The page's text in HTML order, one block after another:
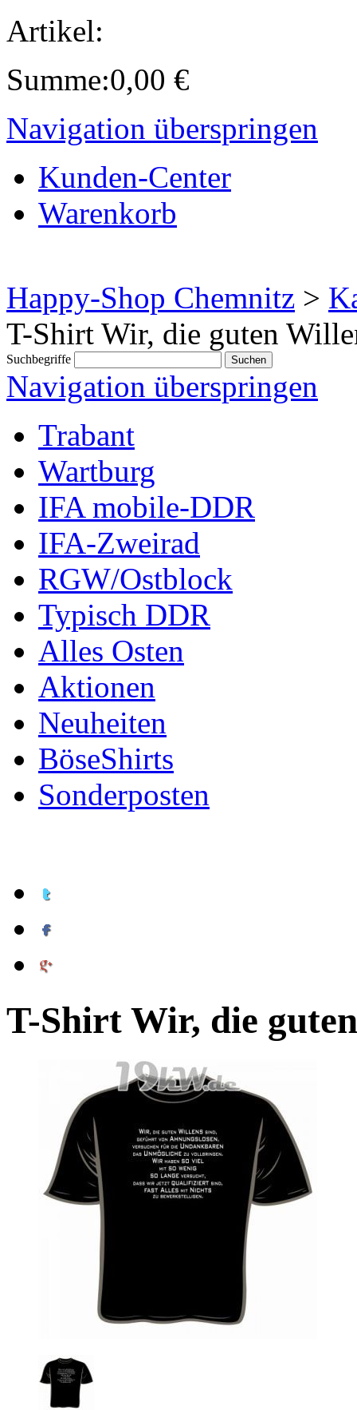
Artikel:
Summe:0,00 €
Navigation überspringen
Kunden-Center
Warenkorb
Happy-Shop Chemnitz >
T-Shirt Wir, die guten
Suchbegriffe
Navigation überspringen
Trabant
Wartburg
IFA mobile-DDR
IFA-Zweirad
RGW/Ostblock
Typisch DDR
Alles Osten
Aktionen
Neuheiten
BöseShirts
Sonderposten
T-Shirt Wir, die